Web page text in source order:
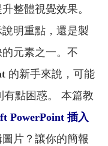
整體視覺效果。
明重點，還是製
元素之一。不
的新手來說，可能
有點困惑。 本篇教
PowerPoint 插入
片？讓你的簡報